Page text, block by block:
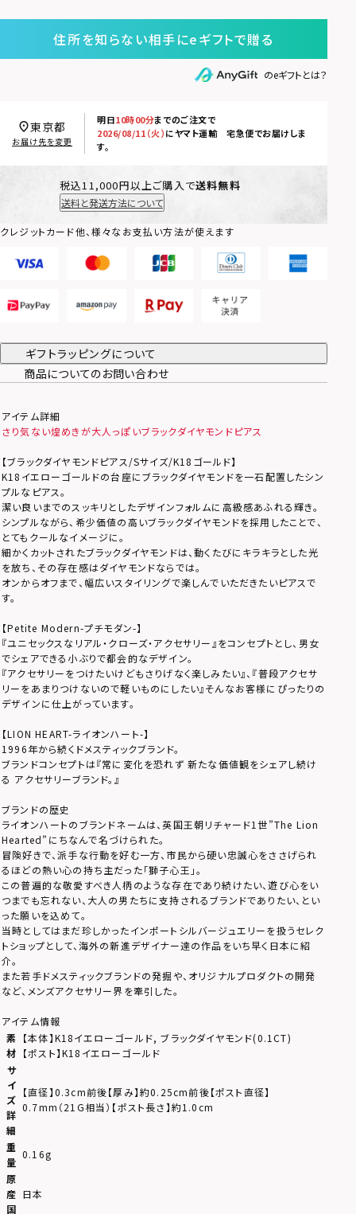
住所を知らない相手にeギフトで贈る
のeギフトとは？
明日10時00分までのご注文で
2026/08/11（火）にヤマト運輸 宅急便でお届けしま
す。
東京都
お届け先を変更
税込11,000円以上ご購入で送料無料
送料と発送方法について
クレジットカード他、様々なお支払い方法が使えます
ギフトラッピングについて
商品についてのお問い合わせ
アイテム詳細
さり気ない煌めきが大人っぽいブラックダイヤモンドピアス
【ブラックダイヤモンドピアス/Sサイズ/K18ゴールド】
K18イエローゴールドの台座にブラックダイヤモンドを一石配置したシン
プルなピアス。
潔い良いまでのスッキリとしたデザインフォルムに高級感あふれる輝き。
シンプルながら、希少価値の高いブラックダイヤモンドを採用したことで、
とてもクールなイメージに。
細かくカットされたブラックダイヤモンドは、動くたびにキラキラとした光
を放ち、その存在感はダイヤモンドならでは。
オンからオフまで、幅広いスタイリングで楽しんでいただきたいピアスで
す。
【Petite Modern-プチモダン-】
『ユニセックスなリアル・クローズ・アクセサリー』をコンセプトとし、男女
でシェアできる小ぶりで都会的なデザイン。
『アクセサリーをつけたいけどもさりげなく楽しみたい』、『普段アクセサ
リーをあまりつけないので軽いものにしたい』そんなお客様にぴったりの
デザインに仕上がっています。
【LION HEART-ライオンハート-】
1996年から続くドメスティックブランド。
ブランドコンセプトは『常に変化を恐れず 新たな価値観をシェアし続け
る アクセサリーブランド。』
ブランドの歴史
ライオンハートのブランドネームは、英国王朝リチャード1世”The Lion
Hearted”にちなんで名づけられた。
冒険好きで、派手な行動を好む一方、市民から硬い忠誠心をささげられ
るほどの熱い心の持ち主だった「獅子心王」。
この普遍的な敬愛すべき人柄のような存在であり続けたい、遊び心をい
つまでも忘れない、大人の男たちに支持されるブランドでありたい、とい
った願いを込めて。
当時としてはまだ珍しかったインポートシルバージュエリーを扱うセレク
トショップとして、海外の新進デザイナー達の作品をいち早く日本に紹
介。
また若手ドメスティックブランドの発掘や、オリジナルプロダクトの開発
など、メンズアクセサリー界を牽引した。
アイテム情報
素
材
【本体】K18イエローゴールド, ブラックダイヤモンド(0.1CT)
【ポスト】K18イエローゴールド
サ
イ
ズ
詳
細
【直径】0.3cm前後【厚み】約0.25cm前後【ポスト直径】
0.7mm（21G相当）【ポスト長さ】約1.0cm
重
量
0.16g
原
産
国
日本